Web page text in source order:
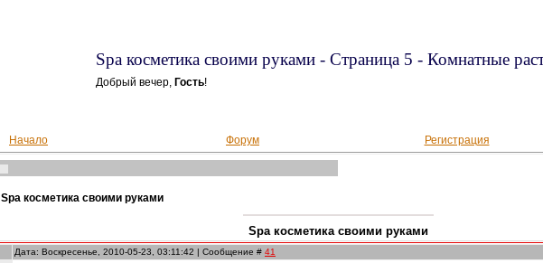
Spa косметика своими руками - Страница 5 - Комнатные
Добрый вечер, Гость!
Начало Форум Регистрация
Spa косметика своими руками
Spa косметика своими руками
Дата: Воскресенье, 2010-05-23, 03:11:42 | Сообщение # 41